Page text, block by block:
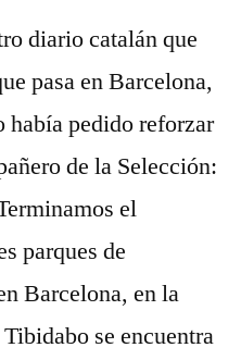
diario catalán que
pasa en Barcelona,
había pedido reforzar
de la Selección:
el
parques de
Barcelona, en la
se encuentra